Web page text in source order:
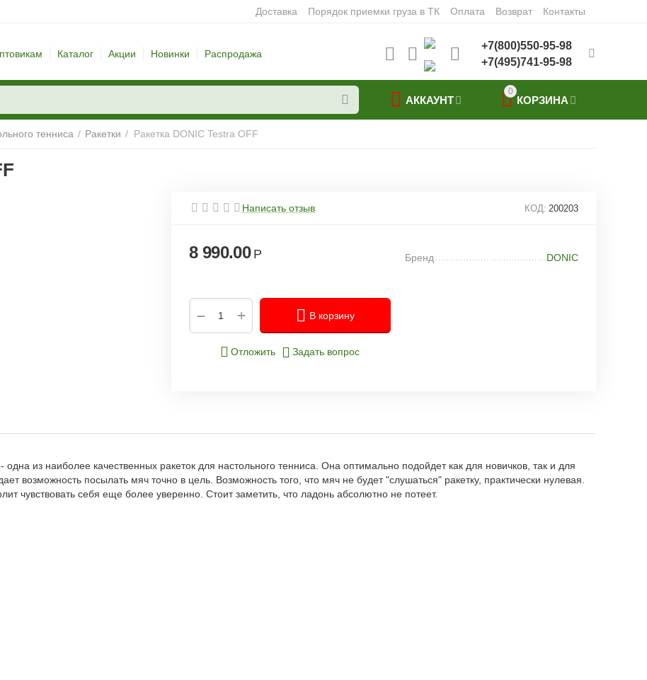
Доставка Порядок приемки груза в ТК Оплата Возврат Контакты
Каталог Акции Новинки Распродажа
+7(800)550-95-98
+7(495)741-95-98
0
КОРЗИНА
АККАУНТ
тенниса / Ракетки / Ракетка DONIC Testra OFF
Написать отзыв КОД: 200203
8 990.00 Р
+
− В корзину
Отложить Задать вопрос
Бренд DONIC
- одна из наиболее качественных ракеток для настольного тенниса. Она оптимально подойдет как для новичков, так и для
возможность посылать мяч точно в цель. Возможность того, что мяч не будет "слушаться" ракетку, практически нулевая.
чувствовать себя еще более уверенно. Стоит заметить, что ладонь абсолютно не потеет.